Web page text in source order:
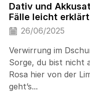
Dativ und
Fälle leicht erklärt
26/06/2025
Verwirrung im
Sorge, du bist nicht
Rosa hier von der
geht’s...